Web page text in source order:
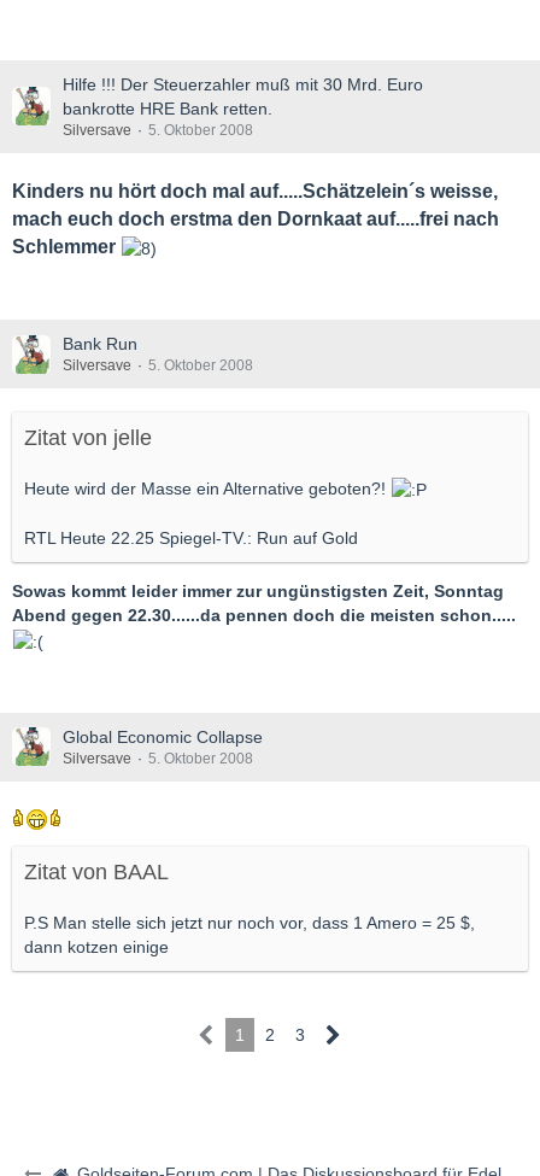
Hilfe !!! Der Steuerzahler muß mit 30 Mrd. Euro
bankrotte HRE Bank retten.
Silversave 5. Oktober 2008
Kinders nu hört doch mal auf.....Schätzelein´s weisse,
mach euch doch erstma den Dornkaat auf.....frei nach
Schlemmer
Bank Run
Silversave 5. Oktober 2008
Zitat von jelle
Heute wird der Masse ein Alternative geboten?!
RTL Heute 22.25 Spiegel-TV.: Run auf Gold
Sowas kommt leider immer zur ungünstigsten Zeit, Sonntag
Abend gegen 22.30......da pennen doch die meisten schon.....
Global Economic Collapse
Silversave 5. Oktober 2008
Zitat von BAAL
P.S Man stelle sich jetzt nur noch vor, dass 1 Amero = 25 $,
dann kotzen einige
1 2 3